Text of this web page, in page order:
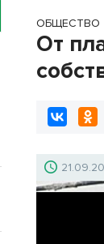
ОБЩЕСТВО
От